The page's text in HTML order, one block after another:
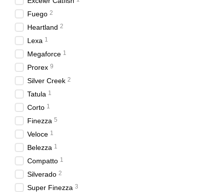
Fuego 2
Heartland 2
Lexa 1
Megaforce 1
Prorex 9
Silver Creek 2
Tatula 1
Corto 1
Finezza 5
Veloce 1
Belezza 1
Compatto 1
Silverado 2
Super Finezza 3